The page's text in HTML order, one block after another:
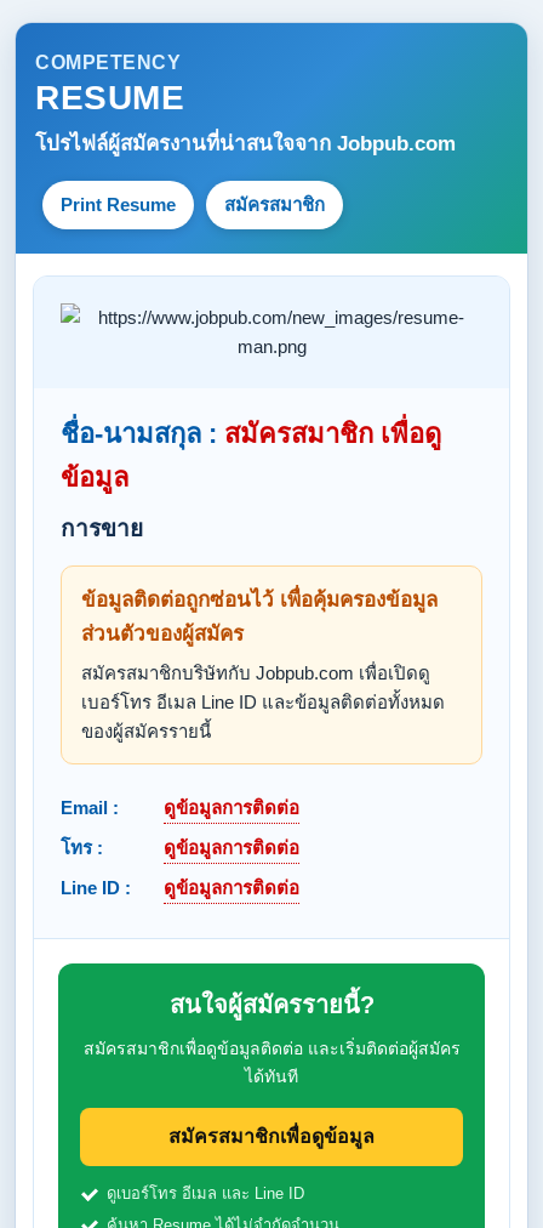
COMPETENCY
RESUME
โปรไฟล์ผู้สมัครงานที่น่าสนใจจาก Jobpub.com
Print Resume สมัครสมาชิก
ชื่อ-นามสกุล : สมัครสมาชิก เพื่อดู
ข้อมูล
การขาย
ข้อมูลติดต่อถูกซ่อนไว้ เพื่อคุ้มครองข้อมูล
ส่วนตัวของผู้สมัคร
สมัครสมาชิกบริษัทกับ Jobpub.com เพื่อเปิดดู
เบอร์โทร อีเมล Line ID และข้อมูลติดต่อทั้งหมด
ของผู้สมัครรายนี้
Email :
ดูข้อมูลการติดต่อ
โทร :
ดูข้อมูลการติดต่อ
Line ID :
ดูข้อมูลการติดต่อ
สนใจผู้สมัครรายนี้?
สมัครสมาชิกเพื่อดูข้อมูลติดต่อ และเริ่มติดต่อผู้สมัคร
ได้ทันที
สมัครสมาชิกเพื่อดูข้อมูล
ดูเบอร์โทร อีเมล และ Line ID